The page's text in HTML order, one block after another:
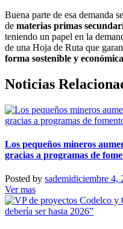
Buena parte de esa demanda
de materias primas
teniendo un papel en la
de una Hoja de Ruta que
forma sostenible y
Noticias
Los pequeños mineros
gracias a programas de
Posted by sademidiciembre 4,
Ver mas